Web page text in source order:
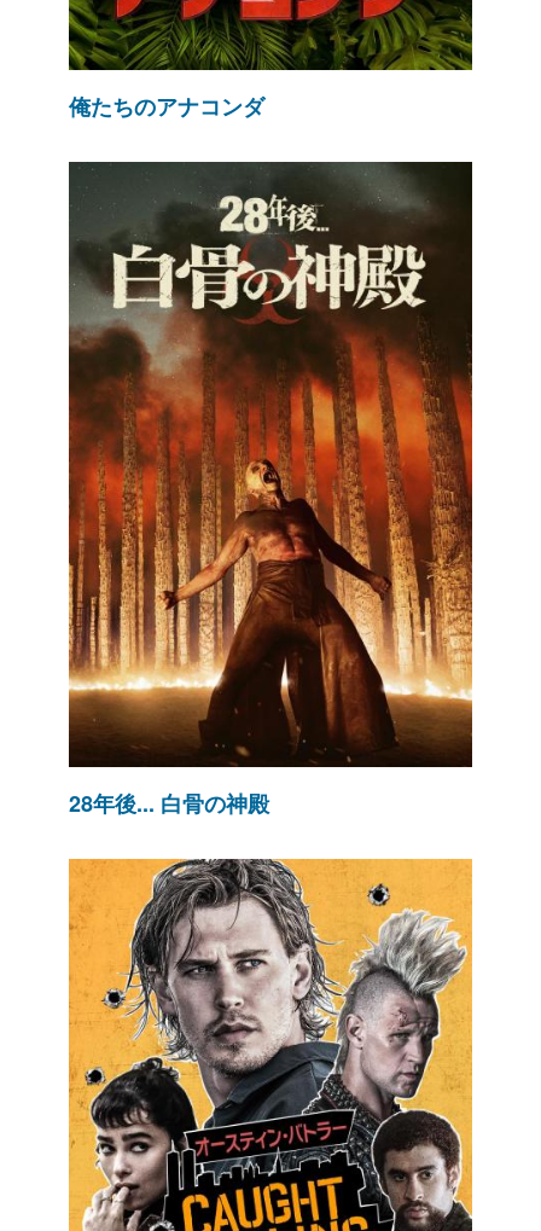
俺たちのアナコンダ
28年後... 白骨の神殿